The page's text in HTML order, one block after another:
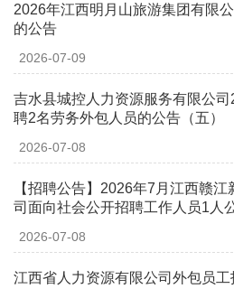
2026年江西明月山旅游集团有限
的公告
2026-07-09
吉水县城控人力资源服务有限公
聘2名劳务外包人员的公告（五）
2026-07-08
【招聘公告】2026年7月江西赣
司面向社会公开招聘工作人员1人
2026-07-08
江西省人力资源有限公司外包员